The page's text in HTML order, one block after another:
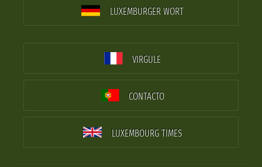
LUXEMBURGER WORT
VIRGULE
CONTACTO
LUXEMBOURG TIMES